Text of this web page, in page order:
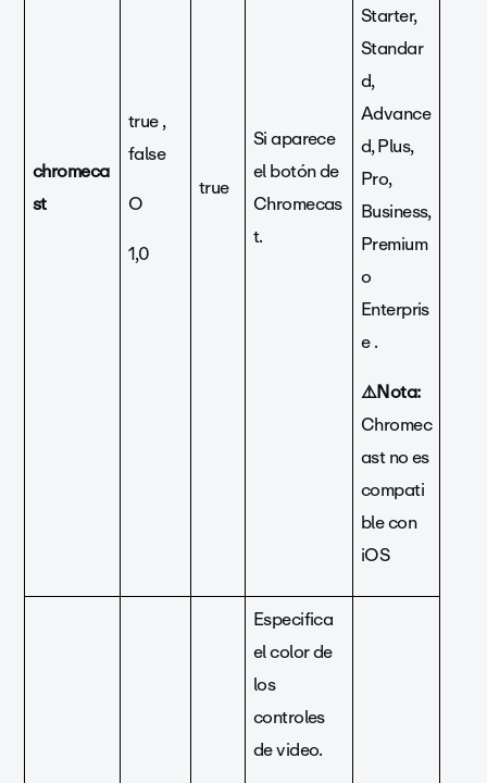
chromeca
st
true ,
false
O
1,0
true
Si aparece
el botón de
Chromecas
t.
Starter,
Standar
d,
Advance
d, Plus,
Pro,
Business,
Premium
o
Enterpris
e .
⚠️Nota:
Chromec
ast no es
compati
ble con
iOS
Especifica
el color de
los
controles
de video.